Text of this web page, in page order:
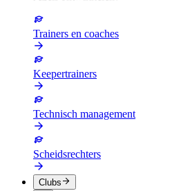
Trainers en coaches
Keepertrainers
Technisch management
Scheidsrechters
Clubs